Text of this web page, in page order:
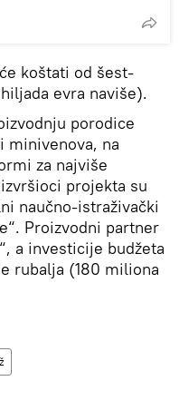
koštati od šest-
evra naviše).
porodice
minivenova, na
za najviše
projekta su
naučno-istraživački
Proizvodni partner
a investicije budžeta
rubalja (180 miliona